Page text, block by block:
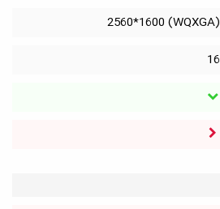
(WQXGA) 2560*1600
16